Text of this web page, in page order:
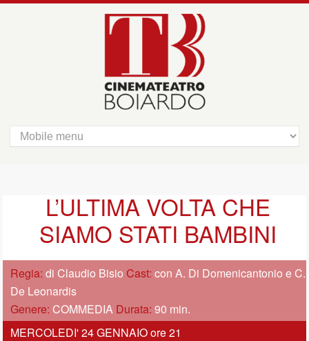
L’ULTIMA VOLTA CHE
SIAMO STATI BAMBINI
Regia:di Claudio Bisio Cast:con A. Di Domenicantonio e C.
De Leonardis
Genere: COMMEDIA Durata:90 min.
MERCOLEDI' 24 GENNAIO ore 21